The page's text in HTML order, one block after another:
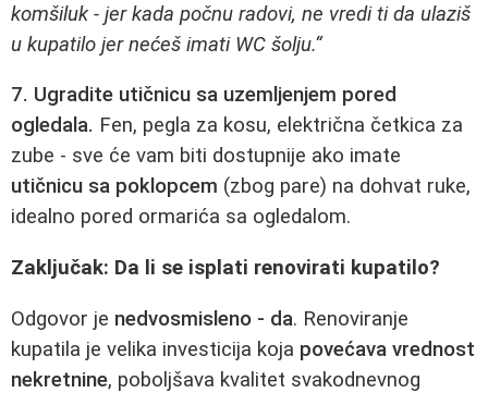
komšiluk - jer kada počnu radovi, ne vredi ti da ulaziš
u kupatilo jer nećeš imati WC šolju.“
7. Ugradite utičnicu sa uzemljenjem pored
ogledala. Fen, pegla za kosu, električna četkica za
zube - sve će vam biti dostupnije ako imate
utičnicu sa poklopcem (zbog pare) na dohvat ruke,
idealno pored ormarića sa ogledalom.
Zaključak: Da li se isplati renovirati kupatilo?
Odgovor je nedvosmisleno - da. Renoviranje
kupatila je velika investicija koja povećava vrednost
nekretnine, poboljšava kvalitet svakodnevnog